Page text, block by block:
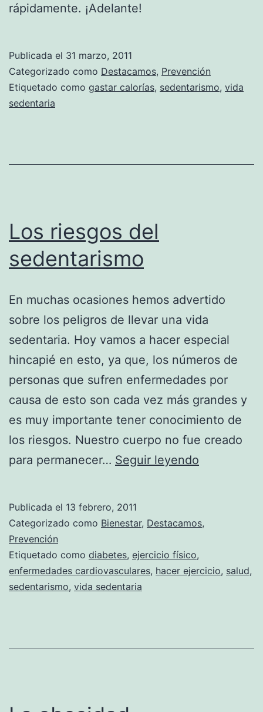
rápidamente. ¡Adelante!
Publicada el 31 marzo, 2011
Categorizado como Destacamos, Prevención
Etiquetado como gastar calorías, sedentarismo, vida
sedentaria
Los riesgos del
sedentarismo
En muchas ocasiones hemos advertido
sobre los peligros de llevar una vida
sedentaria. Hoy vamos a hacer especial
hincapié en esto, ya que, los números de
personas que sufren enfermedades por
causa de esto son cada vez más grandes y
es muy importante tener conocimiento de
los riesgos. Nuestro cuerpo no fue creado
para permanecer… Seguir leyendo
Publicada el 13 febrero, 2011
Categorizado como Bienestar, Destacamos,
Prevención
Etiquetado como diabetes, ejercicio físico,
enfermedades cardiovasculares, hacer ejercicio, salud,
sedentarismo, vida sedentaria